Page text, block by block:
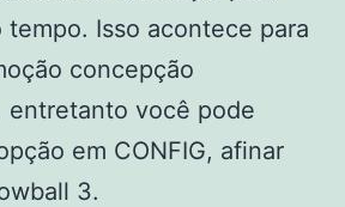
tempo. Isso acontece para
concepção
entretanto você pode
em CONFIG, afinar
3.